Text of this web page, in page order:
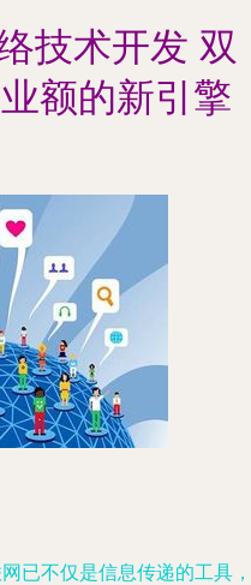
技术开发 双
额的新引擎
已不仅是信息传递的工具，